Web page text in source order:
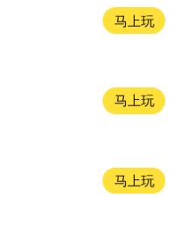
马上玩
马上玩
马上玩